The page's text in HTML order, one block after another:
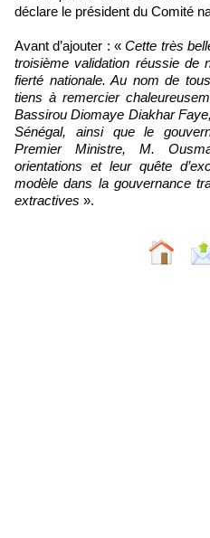
déclare le président du Comité
Avant d’ajouter : «Cette très
troisième validation réussie de
fierté nationale. Au nom de
tiens à remercier
Bassirou Diomaye Diakhar
Sénégal, ainsi que le
Premier Ministre, M.
orientations et leur quête
modèle dans la gouvernance
extractives ».